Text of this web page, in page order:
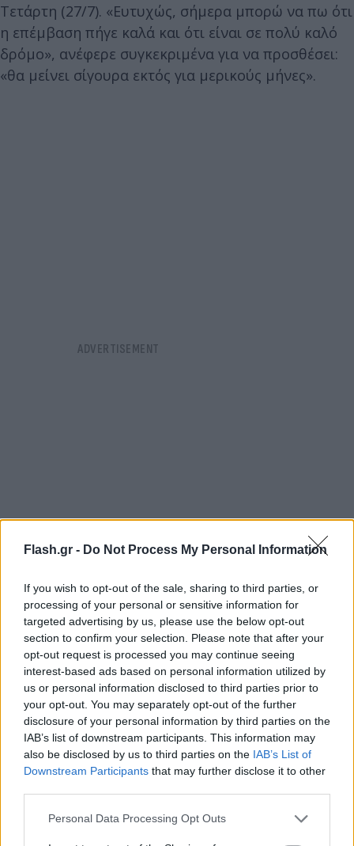
Flash.gr - Do Not Process My Personal Information
If you wish to opt-out of the sale, sharing to third parties, or
processing of your personal or sensitive information for
targeted advertising by us, please use the below opt-out
section to confirm your selection. Please note that after your
opt-out request is processed you may continue seeing
interest-based ads based on personal information utilized by
us or personal information disclosed to third parties prior to
your opt-out. You may separately opt-out of the further
disclosure of your personal information by third parties on the
IAB’s list of downstream participants. This information may
also be disclosed by us to third parties on the IAB’s List of
Downstream Participants that may further disclose it to other
Please note that this website/app uses one or more Google
Personal Data Processing Opt Outs
Τετάρτη (27/7). «Ευτυχώς, σήμερα μπορώ να πω ότι
η επέμβαση πήγε καλά και ότι είναι σε πολύ καλό
δρόμο», ανέφερε συγκεκριμένα για να προσθέσει:
«θα μείνει σίγουρα εκτός για μερικούς μήνες».
Η τελική εκτίμηση για τον χρόνο θεραπείας και
συνεπακόλουθα αποθεραπείας του δεν είναι ακόμα
γνωστή. «Η πορεία της θεραπείας συζητείται», είπε
ο Κιέλ.
Ο 28χρονος Αλέ μετακόμισε από τον Άγιαξ στους
Βεστφαλούς φέτος το καλοκαίρι. «Ήταν φοβερά
σταθερός και εκπληκτικά θετικός και μάλιστα είπε
στην υπόλοιπη ομάδα: κάντε τη δουλειά σας, δώστε
τα όλα. Να είστε σίγουροι ότι θα συνεχίσουμε να
τρέχουμε όταν επιστρέψω».